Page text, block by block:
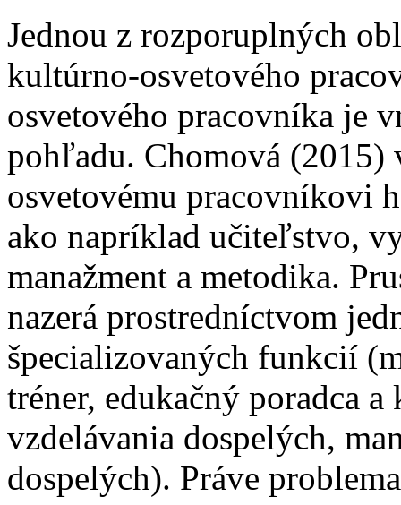
Jednou z rozporuplných
kultúrno-osvetového
osvetového pracovníka je
pohľadu. Chomová
osvetovému pracovníkovi
ako napríklad učiteľstvo,
manažment a metodika.
nazerá prostredníctvom
špecializovaných funkcií
tréner, edukačný poradca
vzdelávania dospelých,
dospelých). Práve